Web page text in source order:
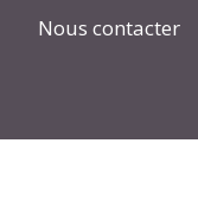
Nous contacter